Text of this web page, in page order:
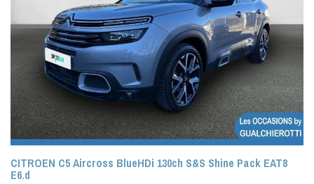
CITROEN C5 Aircross BlueHDi 130ch S&S Shine Pack EAT8
E6.d